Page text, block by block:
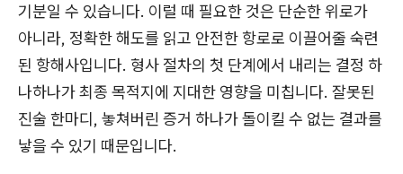
기분일 수 있습니다. 이럴 때 필요한 것은 단순한 위로가
아니라, 정확한 해도를 읽고 안전한 항로로 이끌어줄 숙련
된 항해사입니다. 형사 절차의 첫 단계에서 내리는 결정 하
나하나가 최종 목적지에 지대한 영향을 미칩니다. 잘못된
진술 한마디, 놓쳐버린 증거 하나가 돌이킬 수 없는 결과를
낳을 수 있기 때문입니다.